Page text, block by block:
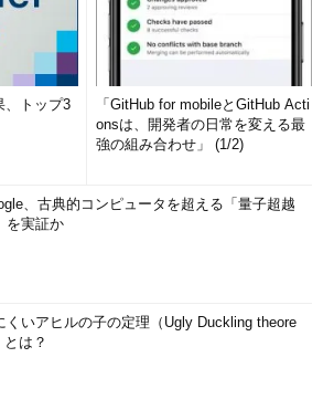
、トップ3
「GitHub for mobileとGitHub Acti
onsは、開発者の日常を変える最
強の組み合わせ」 (1/2)
、古典的コンピュータを超える「量子超越
を実証か
くいアヒルの子の定理（Ugly Duckling theore
とは？